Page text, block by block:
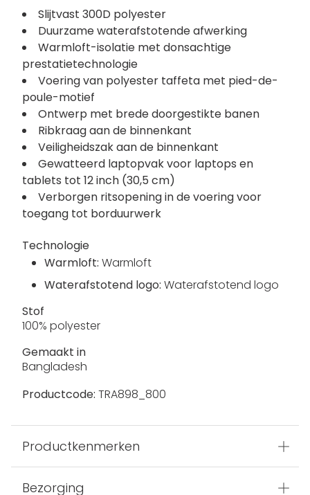
Slijtvast 300D polyester
Duurzame waterafstotende afwerking
Warmloft-isolatie met donsachtige
prestatietechnologie
Voering van polyester taffeta met pied-de-
poule-motief
Ontwerp met brede doorgestikte banen
Ribkraag aan de binnenkant
Veiligheidszak aan de binnenkant
Gewatteerd laptopvak voor laptops en
tablets tot 12 inch (30,5 cm)
Verborgen ritsopening in de voering voor
toegang tot borduurwerk
Technologie
Warmloft: Warmloft
Waterafstotend logo: Waterafstotend logo
Stof
100% polyester
Gemaakt in
Bangladesh
Productcode: TRA898_800
Productkenmerken
Bezorging